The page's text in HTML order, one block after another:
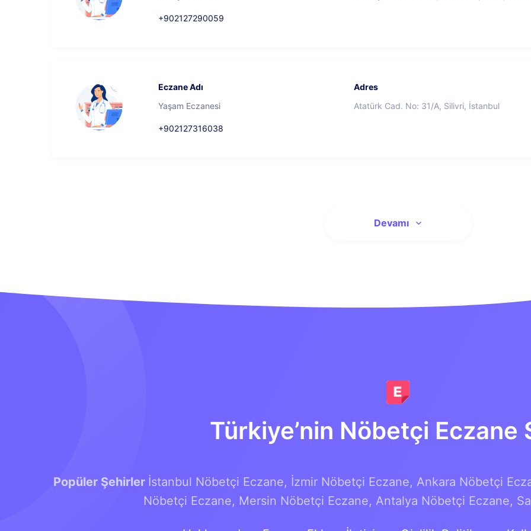
+902127290059
Eczane Adı
Yaşam Eczanesi
+902127316038
Adres
Atatürk Cad. No: 31/A, Silivri, İstanbul
Devamı
Türkiye’nin Nöbetçi Eczane
Popüler Şehirler İstanbul Nöbetçi Eczane, İzmir Nöbetçi Eczane, Ankara Nöbetçi
Nöbetçi Eczane, Mersin Nöbetçi Eczane, Antalya Nöbetçi Eczane,